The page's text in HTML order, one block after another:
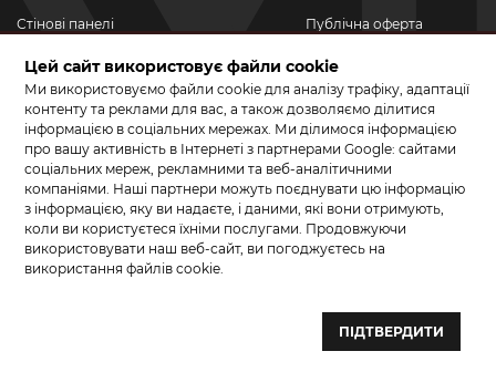
Стінові панелі
Новинки
Акційні товари
Акції/Знижки
Публічна оферта
Політика
конфіденційності
ПРИЄДНУЙТЕСЬ ДО НАС У СОЦМЕРЕЖАХ
Створення сайту та розробка сайтів — веб–студія ”Бренд–A“
Цей сайт використовує файли cookie
Ми використовуємо файли cookie для аналізу трафіку, адаптації
контенту та реклами для вас, а також дозволяємо ділитися
інформацією в соціальних мережах. Ми ділимося інформацією
про вашу активність в Інтернеті з партнерами Google: сайтами
соціальних мереж, рекламними та веб-аналітичними
компаніями. Наші партнери можуть поєднувати цю інформацію
з інформацією, яку ви надаєте, і даними, які вони отримують,
коли ви користуєтеся їхніми послугами. Продовжуючи
використовувати наш веб-сайт, ви погоджуєтесь на
використання файлів cookie.
ПІДТВЕРДИТИ